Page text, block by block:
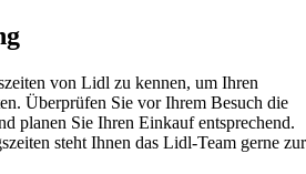
von Lidl zu kennen, um Ihren
Überprüfen Sie vor Ihrem Besuch die
planen Sie Ihren Einkauf entsprechend.
steht Ihnen das Lidl-Team gerne zur